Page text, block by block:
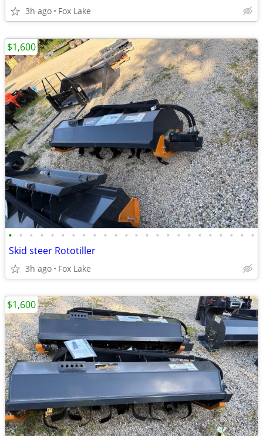
3h ago Fox Lake
• • • • • • • • • • • • • • • • • • • • • • • •
Skid steer Rototiller
3h ago Fox Lake
$1,600
$1,600